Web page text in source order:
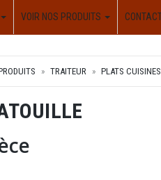
VOIR NOS PRODUITS
TRAITEUR PLATS CUISINES